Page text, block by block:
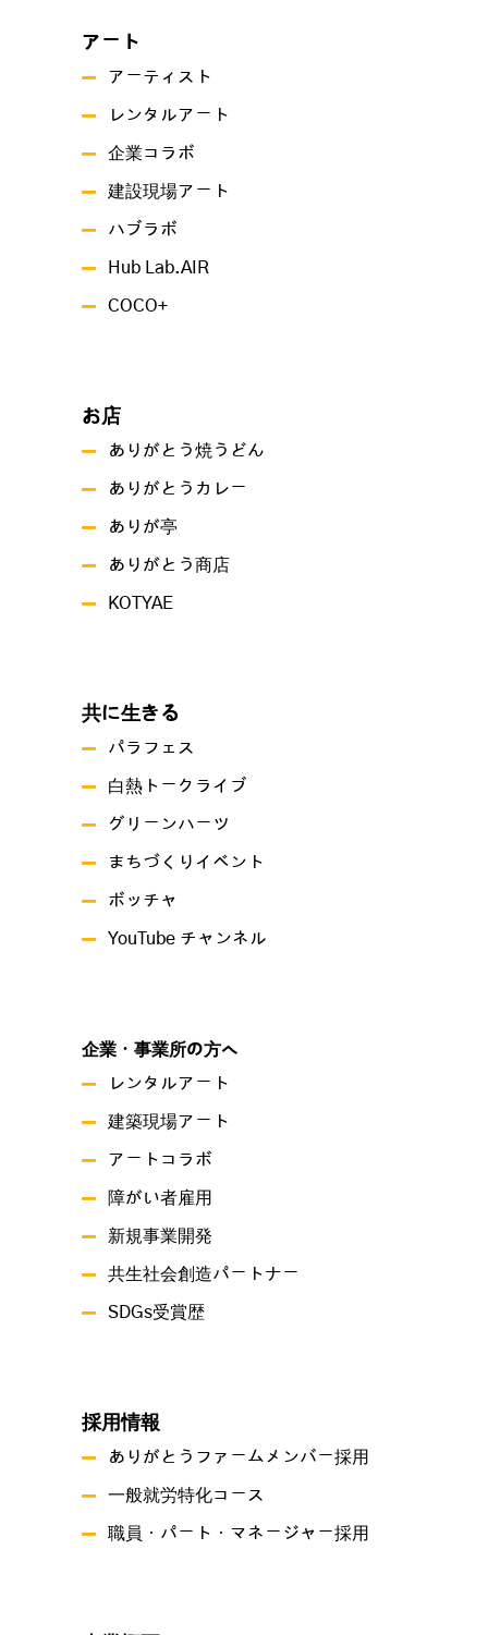
アート
アーティスト
レンタルアート
企業コラボ
建設現場アート
ハブラボ
Hub Lab.AIR
COCO+
お店
ありがとう焼うどん
ありがとうカレー
ありが亭
ありがとう商店
KOTYAE
共に生きる
パラフェス
白熱トークライブ
グリーンハーツ
まちづくりイベント
ボッチャ
YouTube チャンネル
企業・事業所の方へ
レンタルアート
建築現場アート
アートコラボ
障がい者雇用
新規事業開発
共生社会創造パートナー
SDGs受賞歴
採用情報
ありがとうファームメンバー採用
一般就労特化コース
職員・パート・マネージャー採用